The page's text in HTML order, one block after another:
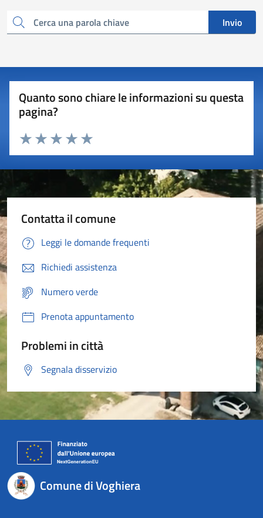
Cerca una parola chiave Invio
Quanto sono chiare le informazioni su questa
pagina?
Valuta 5 stelle su 5
Valuta 4 stelle su 5
Valuta 3 stelle su 5
Valuta 2 stelle su 5
Valuta 1 stelle su 5
Contatta il comune
Leggi le domande frequenti
Richiedi assistenza
Numero verde
Prenota appuntamento
Problemi in città
Segnala disservizio
Comune di Voghiera